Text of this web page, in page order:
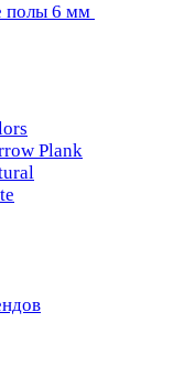
полы 6 мм
Plank